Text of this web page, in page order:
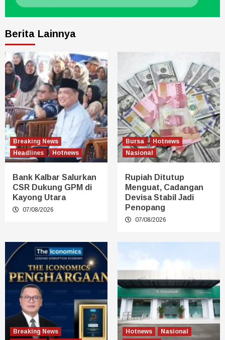
Berita Lainnya
Breaking News
Headlines
Hotnews
Bank Kalbar Salurkan
CSR Dukung GPM di
Kayong Utara
07/08/2026
Bursa
Hotnews
Nasional
Rupiah Ditutup
Menguat, Cadangan
Devisa Stabil Jadi
Penopang
07/08/2026
Breaking News
Hotnews
Nasional